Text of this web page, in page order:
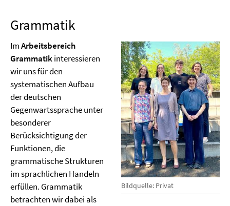
Grammatik
Bildquelle: Privat
ImArbeitsbereich
Grammatikinteressieren
wir uns für den
systematischen Aufbau
der deutschen
Gegenwartssprache unter
besonderer
Berücksichtigung der
Funktionen, die
grammatische Strukturen
im sprachlichen Handeln
erfüllen. Grammatik
betrachten wir dabei als